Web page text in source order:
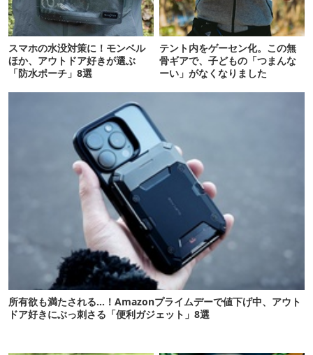
スマホの水没対策に！モンベル
ほか、アウトドア好きが選ぶ
「防水ポーチ」8選
テント内をゲーセン化。この無
骨ギアで、子どもの「つまんな
ーい」がなくなりました
所有欲も満たされる…！Amazonプライムデーで値下げ中、アウト
ドア好きにぶっ刺さる「便利ガジェット」8選